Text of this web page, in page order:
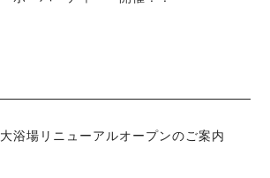
大浴場リニューアルオープンのご案内